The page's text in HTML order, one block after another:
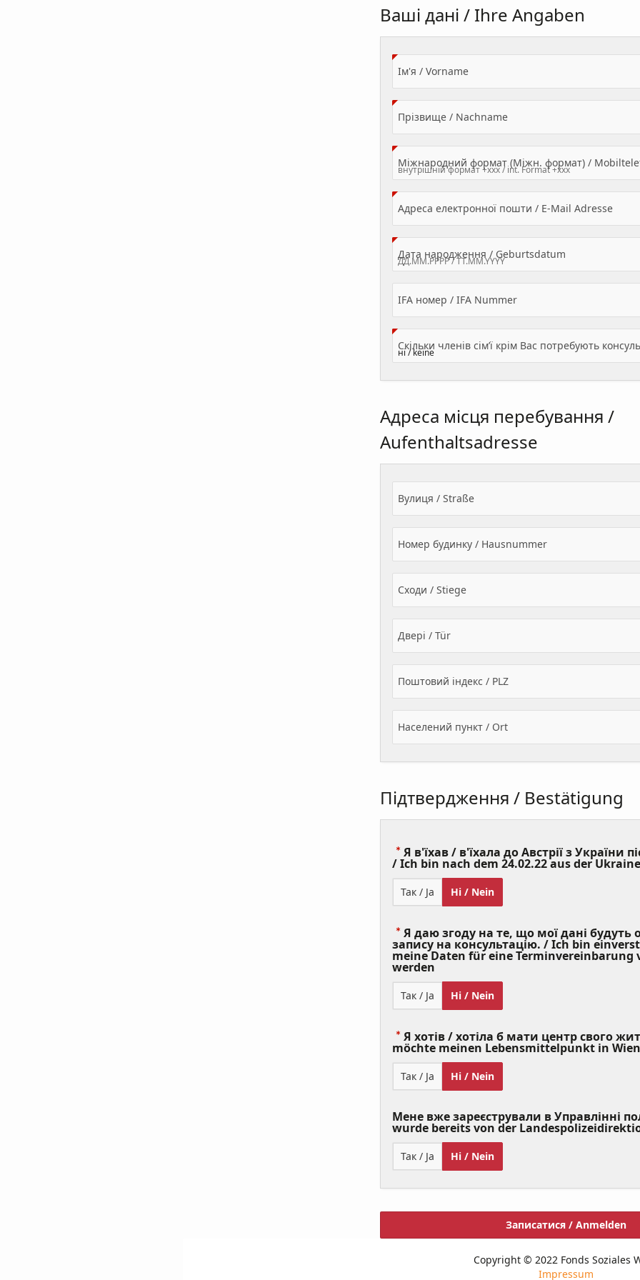
Ваші дані / Ihre Angaben
Ім'я / Vorname(Value Required)
Прізвище / Nachname(Value Required)
Міжнародний формат (Міжн. формат) /
Адреса електронної пошти / E-Mail Adresse
Дата народження / Geburtsdatum
IFA номер / IFA Nummer
Адреса місця перебування /
Aufenthaltsadresse
Вулиця / Straße
Номер будинку / Hausnummer
Сходи / Stiege
Двері / Tür
Поштовий індекс / PLZ
Населений пункт / Ort
Підтвердження / Bestätigung
Я в'їхав / в'їхала до Австрії з України
/ Ich bin nach dem 24.02.22 aus der
Так / Ja Ні / Nein
Я даю згоду на те, що мої дані будуть
запису на консультацію. / Ich bin
meine Daten für eine Terminvereinbarung
werden
Required)
Так / Ja Ні / Nein
Я хотів / хотіла б мати центр свого
möchte meinen Lebensmittelpunkt in
Так / Ja Ні / Nein
Мене вже зареєстрували в Управлінні
wurde bereits von der
Так / Ja Ні / Nein
Записатися / Anmelden
Copyright © 2022 Fonds Soziales
Impressum